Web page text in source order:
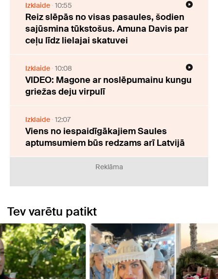
Izklaide 10:55
Reiz slēpās no visas pasaules, šodien
sajūsmina tūkstošus. Amuna Davis par
ceļu līdz lielajai skatuvei
Izklaide 10:08
VIDEO: Magone ar noslēpumainu kungu
griežas deju virpulī
Izklaide 12:07
Viens no iespaidīgākajiem Saules
aptumsumiem būs redzams arī Latvijā
Reklāma
Tev varētu patikt